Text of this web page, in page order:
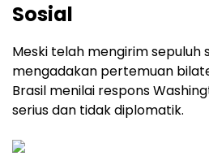
Sosial
Meski telah mengirim sepuluh
mengadakan pertemuan
Brasil menilai respons
serius dan tidak diplomatik.